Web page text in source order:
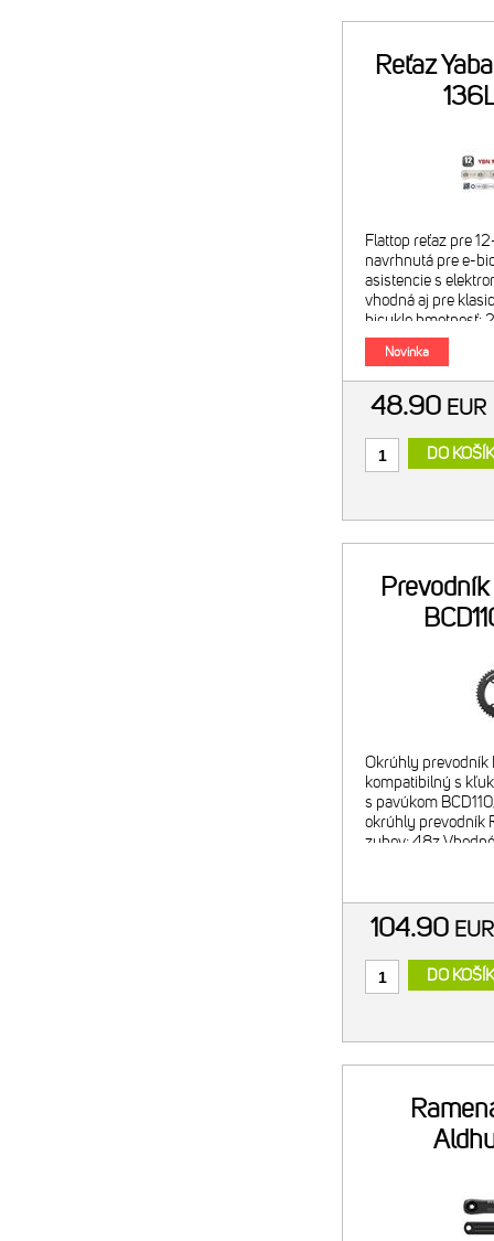
Reťaz
Flattop reťaz pre
navrhnutá pre e-
asistencie s
vhodná aj pre
bicykle hmotnosť:
článkov + MK12
Použité t
Novinka
48.90 EUR
DO
Okrúhly prevodník
kompatibilný s
s pavúkom
okrúhly prevodník
zubov: 48z
Materiál: Al
104.90
DO